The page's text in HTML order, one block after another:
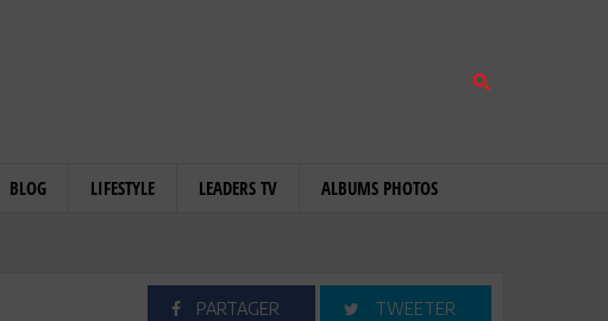
BLOG LIFESTYLE LEADERS TV ALBUMS PHOTOS
PARTAGER TWEETER